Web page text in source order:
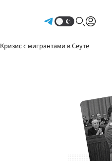
Кризис с мигрантами в Сеуте